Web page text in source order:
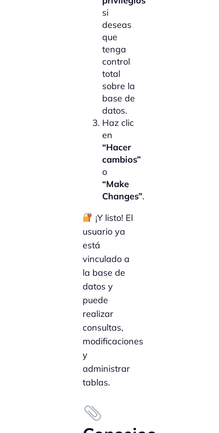
si
deseas
que
tenga
control
total
sobre la
base de
datos.
Haz clic
en
“Hacer
cambios”
o
“Make
Changes”.
¡Y listo! El
usuario ya
está
vinculado a
la base de
datos y
puede
realizar
consultas,
modificaciones
y
administrar
tablas.